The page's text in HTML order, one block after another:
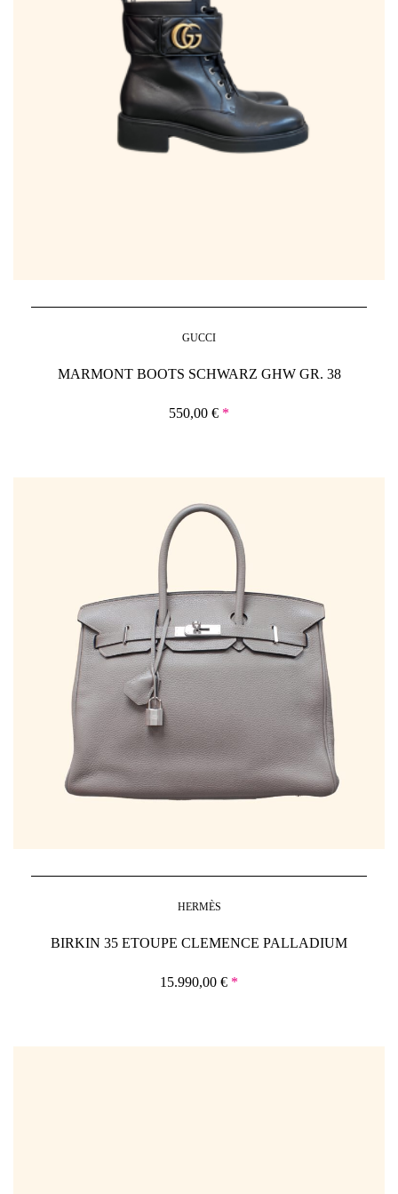
GUCCI
MARMONT BOOTS SCHWARZ GHW GR. 38
550,00 € *
HERMÈS
BIRKIN 35 ETOUPE CLEMENCE PALLADIUM
15.990,00 € *